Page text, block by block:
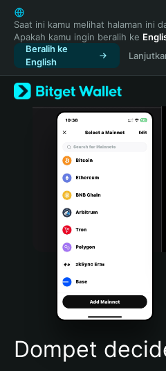
English
日本語
Tiếng Việt
Русский
Español (Latinoamérica)
Türkçe
Italiano
Português (Portugal)
Bahasa Indonesia
Português (Brasil)
Español (Argentina)
Saat ini kamu melihat halaman ini
Apakah kamu ingin beralih ke
Beralih ke
English
Dompet